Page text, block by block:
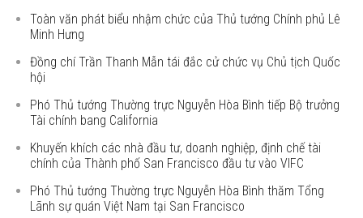
Toàn văn phát biểu nhậm chức của Thủ tướng Chính phủ Lê
Minh Hưng
Đồng chí Trần Thanh Mẫn tái đắc cử chức vụ Chủ tịch Quốc
hội
Phó Thủ tướng Thường trực Nguyễn Hòa Bình tiếp Bộ trưởng
Tài chính bang California
Khuyến khích các nhà đầu tư, doanh nghiệp, định chế tài
chính của Thành phố San Francisco đầu tư vào VIFC
Phó Thủ tướng Thường trực Nguyễn Hòa Bình thăm Tổng
Lãnh sự quán Việt Nam tại San Francisco